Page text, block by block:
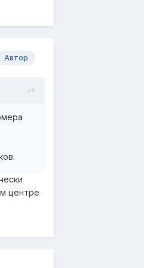
Автор
центре